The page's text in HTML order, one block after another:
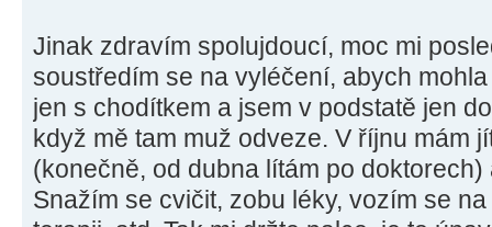
Jinak zdravím spolujdoucí, moc mi
soustředím se na vyléčení, abych
jen s chodítkem a jsem v podstatě jen
když mě tam muž odveze. V říjnu mám
(konečně, od dubna lítám po
Snažím se cvičit, zobu léky, vozím se